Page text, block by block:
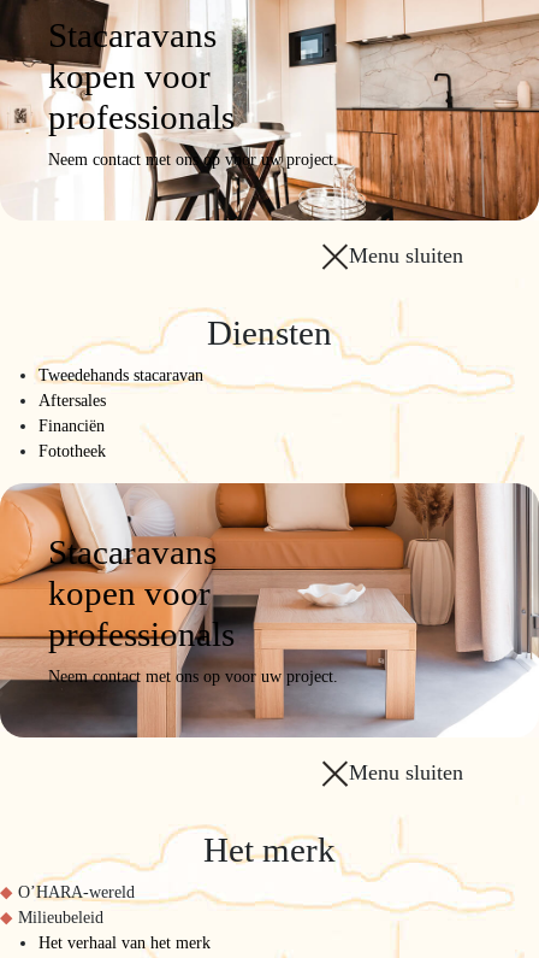
Stacaravans
kopen voor
professionals
Neem contact met ons op voor uw project.
Menu sluiten
Diensten
Tweedehands stacaravan
Aftersales
Financiën
Fototheek
Stacaravans
kopen voor
professionals
Neem contact met ons op voor uw project.
Menu sluiten
Het merk
O’HARA-wereld
Milieubeleid
Het verhaal van het merk